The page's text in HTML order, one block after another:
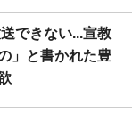
できない...宣教
」と書かれた豊